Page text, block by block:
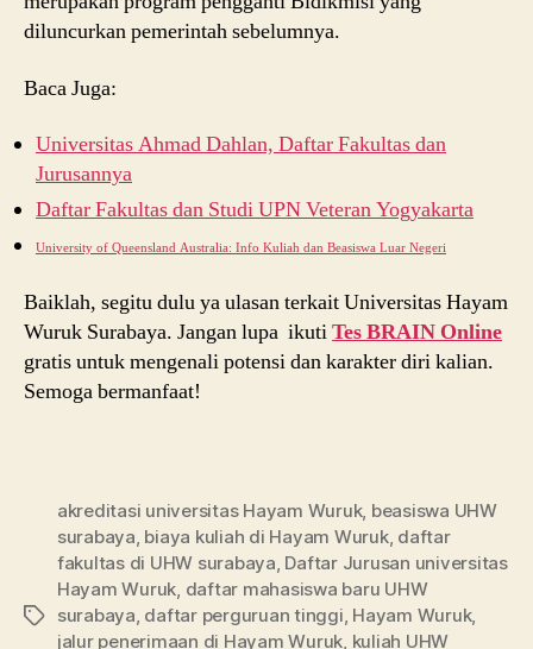
diluncurkan pemerintah sebelumnya.
Baca Juga:
Universitas Ahmad Dahlan, Daftar Fakultas dan
Jurusannya
Daftar Fakultas dan Studi UPN Veteran Yogyakarta
University of Queensland Australia: Info Kuliah dan Beasiswa Luar Negeri
Baiklah, segitu dulu ya ulasan terkait Universitas Hayam
Wuruk Surabaya. Jangan lupa ikutiTes BRAIN Online
gratis untuk mengenali potensi dan karakter diri kalian.
Semoga bermanfaat!
Tags
akreditasi universitas Hayam Wuruk, beasiswa UHW
surabaya, biaya kuliah di Hayam Wuruk, daftar
fakultas di UHW surabaya, Daftar Jurusan universitas
Hayam Wuruk, daftar mahasiswa baru UHW
surabaya, daftar perguruan tinggi, Hayam Wuruk,
jalur penerimaan di Hayam Wuruk, kuliah UHW